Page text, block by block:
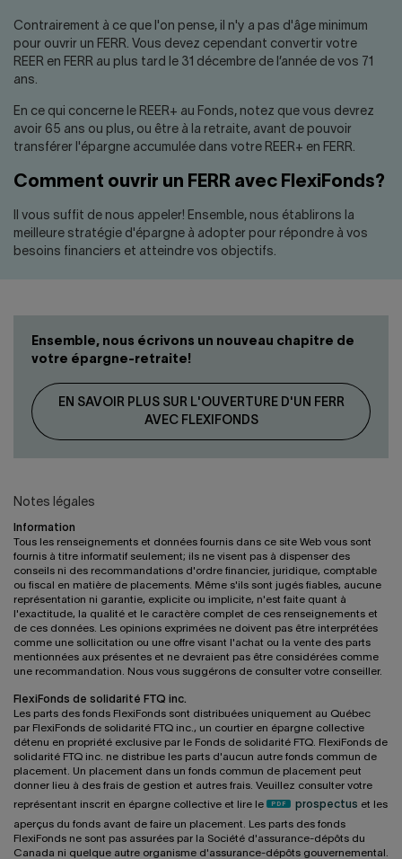
Nous joindre Salle de presse
English
Contrairement à ce que l'on pense, il n'y a pas d'âge minimum
pour ouvrir un FERR. Vous devez cependant convertir votre
REER en FERR au plus tard le 31 décembre de l’année de vos 71
ans.
En ce qui concerne le REER+ au Fonds, notez que vous devrez
avoir 65 ans ou plus, ou être à la retraite, avant de pouvoir
transférer l'épargne accumulée dans votre REER+ en FERR.
Comment ouvrir un FERR avec FlexiFonds?
Il vous suffit de nous appeler! Ensemble, nous établirons la
meilleure stratégie d'épargne à adopter pour répondre à vos
besoins financiers et atteindre vos objectifs.
Ensemble, nous écrivons un nouveau chapitre de
votre épargne-retraite!
EN SAVOIR PLUS SUR L'OUVERTURE D'UN FERR
AVEC FLEXIFONDS
Notes légales
Information
Tous les renseignements et données fournis dans ce site Web vous sont
fournis à titre informatif seulement; ils ne visent pas à dispenser des
conseils ni des recommandations d'ordre financier, juridique, comptable
ou fiscal en matière de placements. Même s'ils sont jugés fiables, aucune
représentation ni garantie, explicite ou implicite, n'est faite quant à
l'exactitude, la qualité et le caractère complet de ces renseignements et
de ces données. Les opinions exprimées ne doivent pas être interprétées
comme une sollicitation ou une offre visant l'achat ou la vente des parts
mentionnées aux présentes et ne devraient pas être considérées comme
une recommandation. Nous vous suggérons de consulter votre conseiller.
FlexiFonds de solidarité FTQ inc.
Les parts des fonds FlexiFonds sont distribuées uniquement au Québec
par FlexiFonds de solidarité FTQ inc., un courtier en épargne collective
détenu en propriété exclusive par le Fonds de solidarité FTQ. FlexiFonds de
solidarité FTQ inc. ne distribue les parts d'aucun autre fonds commun de
placement. Un placement dans un fonds commun de placement peut
donner lieu à des frais de gestion et autres frais. Veuillez consulter votre
représentant inscrit en épargne collective et lire le
prospectus et les
aperçus du fonds avant de faire un placement. Les parts des fonds
FlexiFonds ne sont pas assurées par la Société d'assurance-dépôts du
Canada ni quelque autre organisme d'assurance-dépôts gouvernemental.